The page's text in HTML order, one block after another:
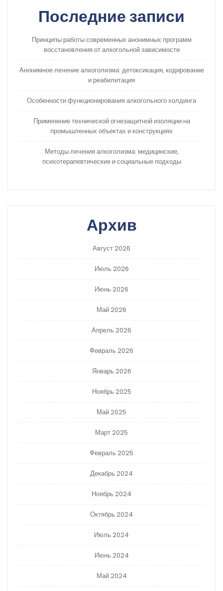
Последние записи
Принципы работы современных анонимных программ
восстановления от алкогольной зависимости
Анонимное лечение алкоголизма: детоксикация, кодирование
и реабилитация
Особенности функционирования алкогольного холдинга
Применение технической огнезащитной изоляции на
промышленных объектах и конструкциях
Методы лечения алкоголизма: медицинские,
психотерапевтические и социальные подходы
Архив
Август 2026
Июль 2026
Июнь 2026
Май 2026
Апрель 2026
Февраль 2026
Январь 2026
Ноябрь 2025
Май 2025
Март 2025
Февраль 2025
Декабрь 2024
Ноябрь 2024
Октябрь 2024
Июль 2024
Июнь 2024
Май 2024